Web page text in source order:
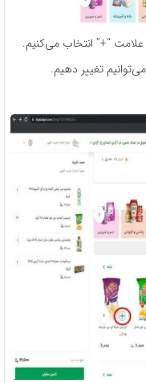
“+” انتخاب می‌کنیم.
تغییر دهیم.